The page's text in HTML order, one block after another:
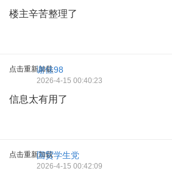
楼主辛苦整理了
点击重新加载
谢佳98
2026-4-15 00:40:23
信息太有用了
点击重新加载国贸学生党
2026-4-15 00:42:09